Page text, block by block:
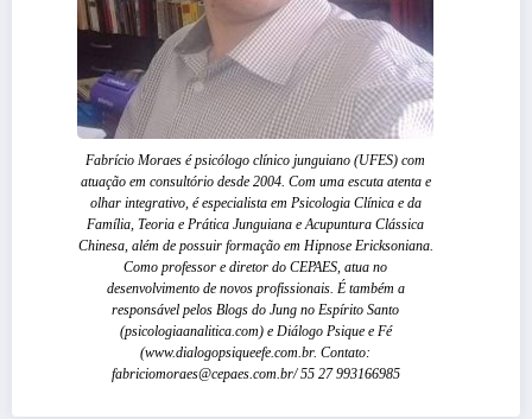
Fabrício Moraes é psicólogo clínico junguiano (UFES) com
atuação em consultório desde 2004. Com uma escuta atenta e
olhar integrativo, é especialista em Psicologia Clínica e da
Família, Teoria e Prática Junguiana e Acupuntura Clássica
Chinesa, além de possuir formação em Hipnose Ericksoniana.
Como professor e diretor do CEPAES, atua no
desenvolvimento de novos profissionais. É também a
responsável pelos Blogs do Jung no Espírito Santo
(psicologiaanalitica.com) e Diálogo Psique e Fé
(www.dialogopsiqueefe.com.br. Contato:
fabriciomoraes@cepaes.com.br/ 55 27 993166985